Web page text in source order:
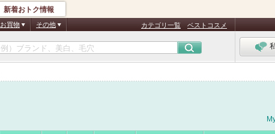
新着おトク情報
お買物 その他 カテゴリ一覧 ベストコスメ